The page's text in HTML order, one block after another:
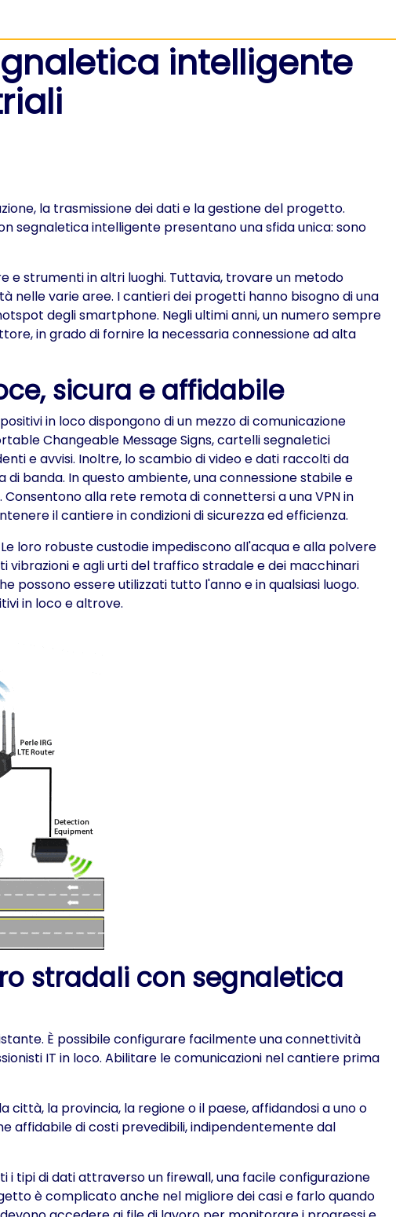
intelligente
la trasmissione dei dati e la gestione del progetto.
segnaletica intelligente presentano una sfida unica: sono
strumenti in altri luoghi. Tuttavia, trovare un metodo
nelle varie aree. I cantieri dei progetti hanno bisogno di una
degli smartphone. Negli ultimi anni, un numero sempre
in grado di fornire la necessaria connessione ad alta
sicura e affidabile
in loco dispongono di un mezzo di comunicazione
Changeable Message Signs, cartelli segnaletici
e avvisi. Inoltre, lo scambio di video e dati raccolti da
banda. In questo ambiente, una connessione stabile e
alla rete remota di connettersi a una VPN in
il cantiere in condizioni di sicurezza ed efficienza.
loro robuste custodie impediscono all'acqua e alla polvere
e agli urti del traffico stradale e dei macchinari
possono essere utilizzati tutto l'anno e in qualsiasi luogo.
in loco e altrove.
stradali con segnaletica
È possibile configurare facilmente una connettività
IT in loco. Abilitare le comunicazioni nel cantiere prima
la provincia, la regione o il paese, affidandosi a uno o
affidabile di costi prevedibili, indipendentemente dal
tipi di dati attraverso un firewall, una facile configurazione
è complicato anche nel migliore dei casi e farlo quando